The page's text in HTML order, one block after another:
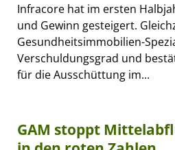
Infracore hat im ersten
und Gewinn gesteigert.
Gesundheitsimmobilien-
Verschuldungsgrad und
für die Ausschüttung im...
GAM stoppt